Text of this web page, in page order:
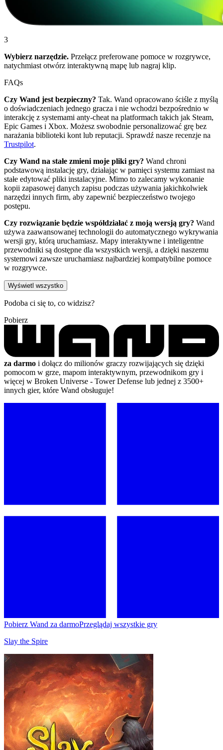
3
Wybierz narzędzie. Przełącz preferowane pomoce w rozgrywce,
natychmiast otwórz interaktywną mapę lub nagraj klip.
FAQs
Czy Wand jest bezpieczny? Tak. Wand opracowano ściśle z myślą
o doświadczeniach jednego gracza i nie wchodzi bezpośrednio w
interakcję z systemami anty-cheat na platformach takich jak Steam,
Epic Games i Xbox. Możesz swobodnie personalizować grę bez
narażania biblioteki kont lub reputacji. Sprawdź nasze recenzje na
Trustpilot.
Czy Wand na stałe zmieni moje pliki gry? Wand chroni
podstawową instalację gry, działając w pamięci systemu zamiast na
stałe edytować pliki instalacyjne. Mimo to zalecamy wykonanie
kopii zapasowej danych zapisu podczas używania jakichkolwiek
narzędzi innych firm, aby zapewnić bezpieczeństwo twojego
postępu.
Czy rozwiązanie będzie współdziałać z moją wersją gry? Wand
używa zaawansowanej technologii do automatycznego wykrywania
wersji gry, którą uruchamiasz. Mapy interaktywne i inteligentne
przewodniki są dostępne dla wszystkich wersji, a dzięki naszemu
systemowi zawsze uruchamiasz najbardziej kompatybilne pomoce
w rozgrywce.
Wyświetl wszystko
Podoba ci się to, co widzisz?
Pobierz
za darmo i dołącz do milionów graczy rozwijających się dzięki
pomocom w grze, mapom interaktywnym, przewodnikom gry i
więcej w Broken Universe - Tower Defense lub jednej z 3500+
innych gier, które Wand obsługuje!
Pobierz Wand za darmoPrzeglądaj wszystkie gry
Slay the Spire